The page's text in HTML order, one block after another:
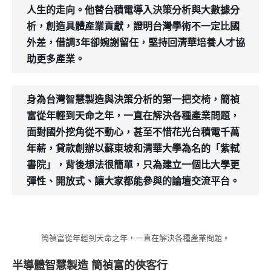
人生的走向。他替台積電導入決策分析與大數據分
析，創造具體產業貢獻，證明台灣學術不一定比國
外差，借調3年卻婉謝留任，堅持回清華培養人才協
助更多產業。
身為台灣智慧製造與決策分析的第一把交椅，簡禎
富從年輕到天命之年，一直在解決各種產業問題，
面對國外挖角從不動心，甚至不惜花光台積電千萬
年薪，貸款創辦以蘇東坡和清華大學為名的「紫軾
書院」，背後想法很簡單，只為建立一個比大學更
彈性、開放式、讓大家都能參與的論壇交流平台。
簡禎富從年輕到天命之年，一直在解決各種產業問題。
半導體智慧製造 簡禎富的俠客行